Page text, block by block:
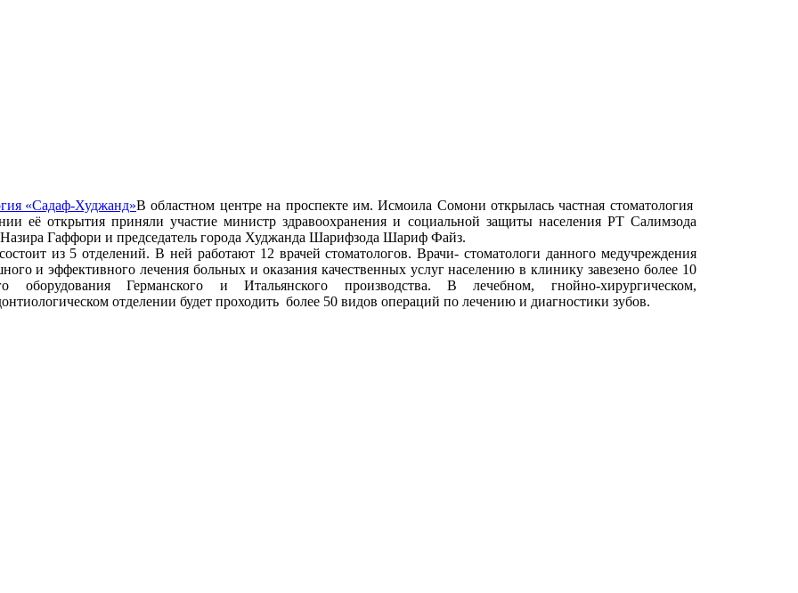
В областном центре на проспекте им. Исмоила Сомони открылась частная стоматология
её открытия приняли участие министр здравоохранения и социальной защиты населения РТ Салимзода
Назира Гаффори и председатель города Худжанда Шарифзода Шариф Файз.
из 5 отделений. В ней работают 12 врачей стоматологов. Врачи- стоматологи данного медучреждения
и эффективного лечения больных и оказания качественных услуг населению в клинику завезено более 10
оборудования Германского и Итальянского производства. В лечебном, гнойно-хирургическом,
отделении будет проходить более 50 видов операций по лечению и диагностики зубов.